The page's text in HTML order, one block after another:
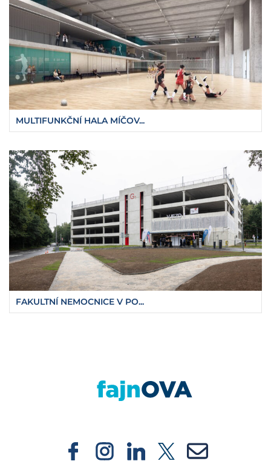
MULTIFUNKČNÍ HALA MÍČOV...
FAKULTNÍ NEMOCNICE V PO...